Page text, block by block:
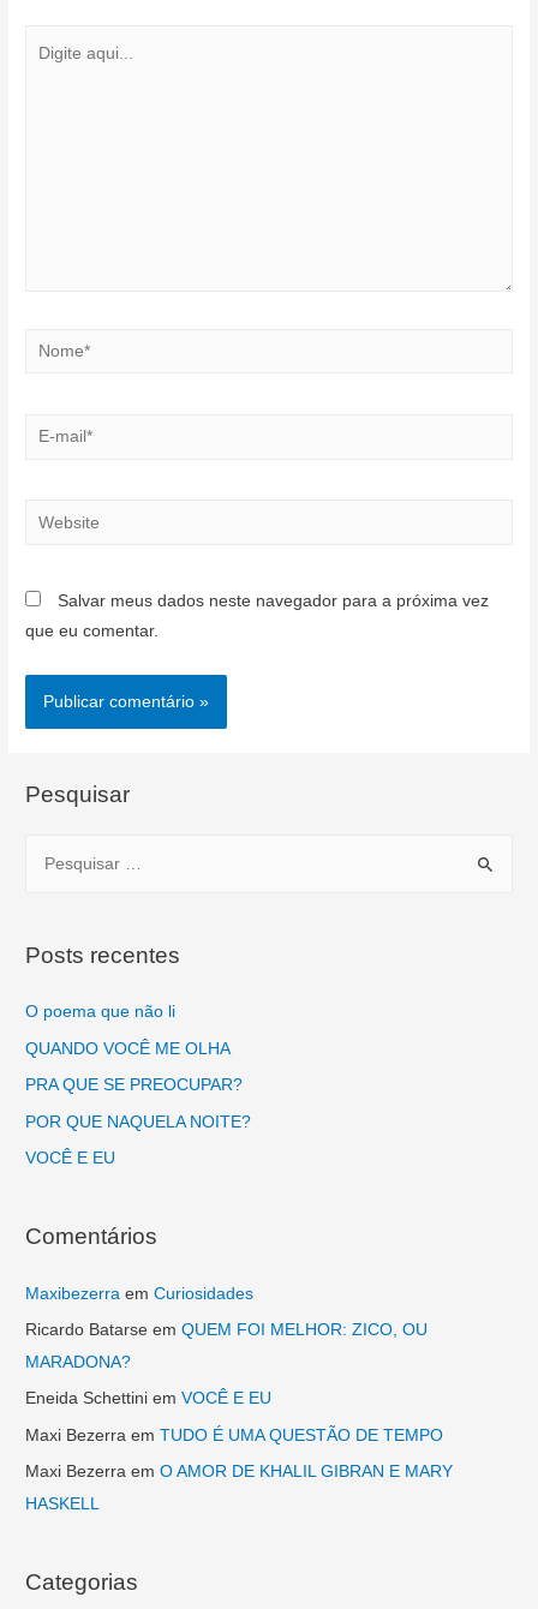
aqui...
Nome*
E-
Website
Salvar meus dados neste navegador para a próxima vez
que eu comentar.
Pesquisar
q
i
s
a
:
Posts recentes
O poema que não li
QUANDO VOCÊ ME OLHA
PRA QUE SE PREOCUPAR?
POR QUE NAQUELA NOITE?
VOCÊ E EU
Comentários
Maxibezerra emCuriosidades
Ricardo Batarse emQUEM FOI MELHOR: ZICO, OU
MARADONA?
Eneida Schettini emVOCÊ E EU
Maxi Bezerra emTUDO É UMA QUESTÃO DE TEMPO
Maxi Bezerra emO AMOR DE KHALIL GIBRAN E MARY
HASKELL
Categorias